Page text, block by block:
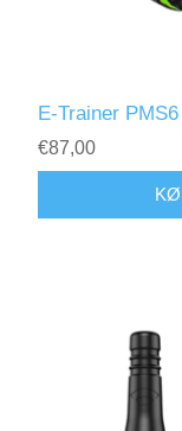
E-Trainer PMS6
€87,00